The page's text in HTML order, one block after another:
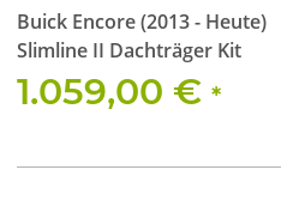
Buick Encore (2013 - Heute)
Slimline II Dachträger Kit
1.059,00 € *